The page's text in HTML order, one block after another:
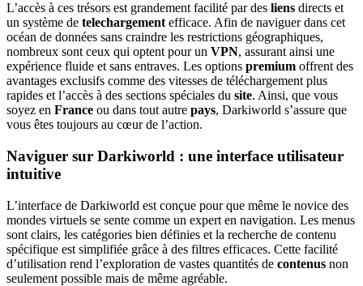
L’accès à ces trésors est grandement facilité par des liens directs et
un système de telechargement efficace. Afin de naviguer dans cet
océan de données sans craindre les restrictions géographiques,
nombreux sont ceux qui optent pour un VPN, assurant ainsi une
expérience fluide et sans entraves. Les options premium offrent des
avantages exclusifs comme des vitesses de téléchargement plus
rapides et l’accès à des sections spéciales du site. Ainsi, que vous
soyez en France ou dans tout autre pays, Darkiworld s’assure que
vous êtes toujours au cœur de l’action.
Naviguer sur Darkiworld : une interface utilisateur
intuitive
L’interface de Darkiworld est conçue pour que même le novice des
mondes virtuels se sente comme un expert en navigation. Les menus
sont clairs, les catégories bien définies et la recherche de contenu
spécifique est simplifiée grâce à des filtres efficaces. Cette facilité
d’utilisation rend l’exploration de vastes quantités de contenus non
seulement possible mais de même agréable.